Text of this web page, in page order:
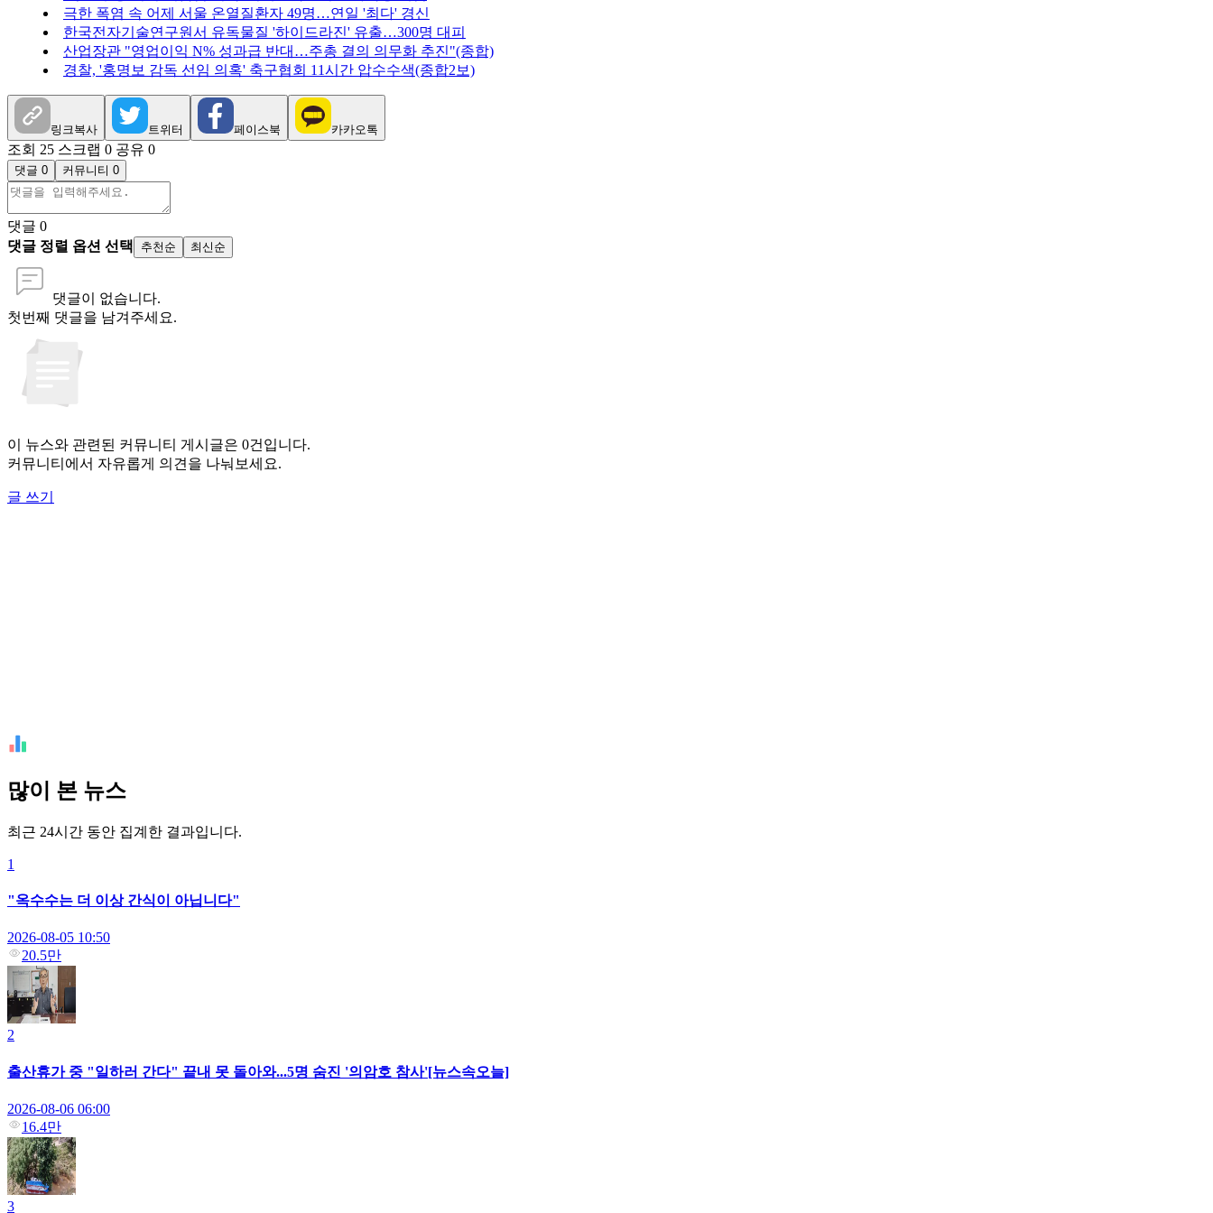
극한 폭염 속 어제 서울 온열질환자 49명…연일 '최다' 경신
한국전자기술연구원서 유독물질 '하이드라진' 유출…300명 대피
산업장관 "영업이익 N% 성과급 반대…주총 결의 의무화 추진"(종합)
경찰, '홍명보 감독 선임 의혹' 축구협회 11시간 압수수색(종합2보)
링크복사 트위터 페이스북 카카오톡
조회 25 스크랩 0 공유 0
댓글 0 커뮤니티 0
댓글 0
댓글 정렬 옵션 선택
추천순 최신순
댓글이 없습니다.
첫번째 댓글을 남겨주세요.
이 뉴스와 관련된 커뮤니티 게시글은 0건입니다.
커뮤니티에서 자유롭게 의견을 나눠보세요.
글 쓰기
많이 본 뉴스
최근 24시간 동안 집계한 결과입니다.
1
"옥수수는 더 이상 간식이 아닙니다"
2026-08-05 10:50
20.5만
2
출산휴가 중 "일하러 간다" 끝내 못 돌아와...5명 숨진 '의암호 참사'[뉴스속오늘]
2026-08-06 06:00
16.4만
3